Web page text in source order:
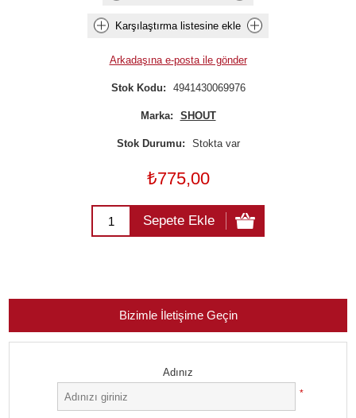
Karşılaştırma listesine ekle
Arkadaşına e-posta ile gönder
Stok Kodu: 4941430069976
Marka: SHOUT
Stok Durumu: Stokta var
₺775,00
Sepete Ekle
Bizimle İletişime Geçin
Adınız
*